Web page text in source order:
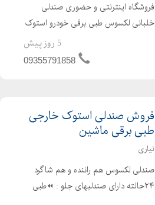
فروشگاه اینترنتی و حضوری صندلی
خلبانی لکسوس طبی برقی خودرو استوک
خارجی در حد نو مناسب و قابل نصب بر
روی انواع شاسی و سواری ایرانی و
5 روز پیش
09355791858
فروش صندلی استوک خارجی
طبی برقی ماشین
نیاری
صندلی لکسوس هم راننده و هم شاگرد
۲۴حالته دارای صندلیهای جلو : ⏪طبی